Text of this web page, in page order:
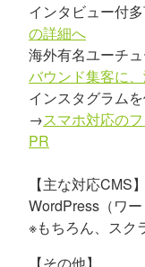
インタビュー付
の詳細へ
海外有名ユーチ
バウンド集客に
インスタグラム
→スマホ対応の
PR
【主な対応CMS】
WordPress（ワー
※もちろん、スク